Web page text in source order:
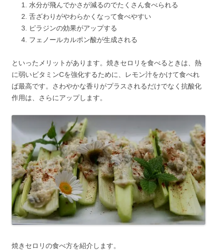
水分が飛んでかさが減るのでたくさん食べられる
舌ざわりがやわらかくなって食べやすい
ピラジンの効果がアップする
フェノールカルポン酸が生成される
といったメリットがあります。焼きセロリを食べるときは、熱
に弱いビタミンCを強化するために、レモン汁をかけて食べれ
ば最高です。さわやかな香りがプラスされるだけでなく抗酸化
作用は、さらにアップします。
焼きセロリの食べ方を紹介します。